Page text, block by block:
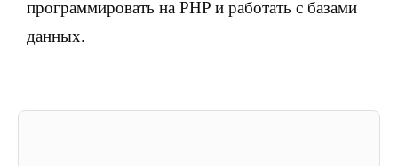
программировать на PHP и работать с базами
данных.